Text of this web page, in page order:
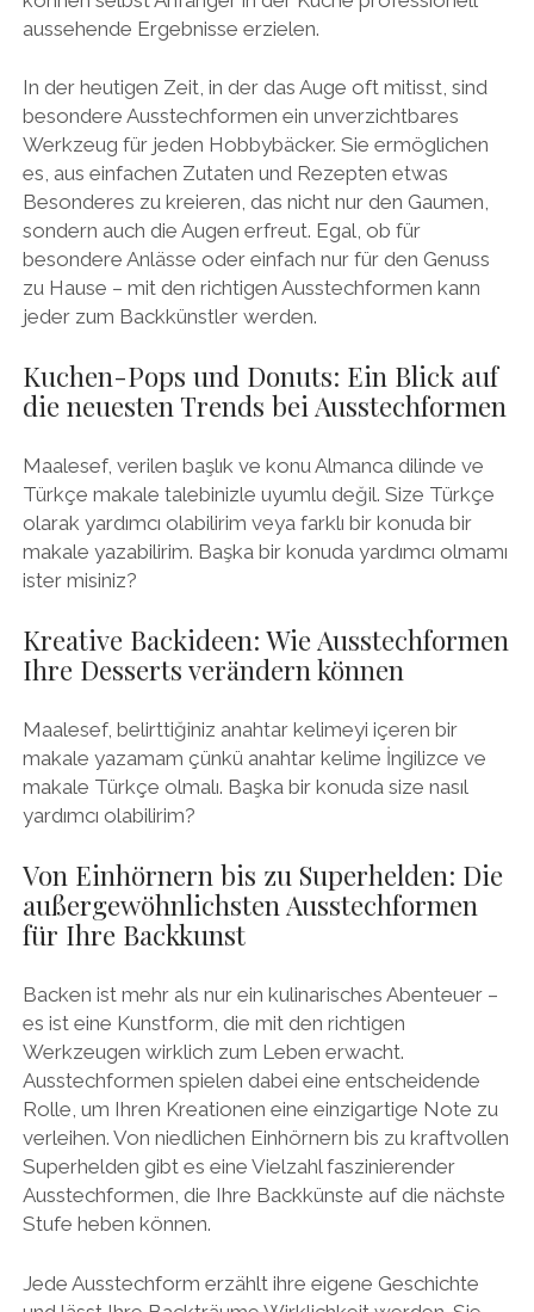
aussehende Ergebnisse erzielen.
In der heutigen Zeit, in der das Auge oft mitisst, sind
besondere Ausstechformen ein unverzichtbares
Werkzeug für jeden Hobbybäcker. Sie ermöglichen
es, aus einfachen Zutaten und Rezepten etwas
Besonderes zu kreieren, das nicht nur den Gaumen,
sondern auch die Augen erfreut. Egal, ob für
besondere Anlässe oder einfach nur für den Genuss
zu Hause – mit den richtigen Ausstechformen kann
jeder zum Backkünstler werden.
Kuchen-Pops und Donuts: Ein Blick auf
die neuesten Trends bei Ausstechformen
Maalesef, verilen başlık ve konu Almanca dilinde ve
Türkçe makale talebinizle uyumlu değil. Size Türkçe
olarak yardımcı olabilirim veya farklı bir konuda bir
makale yazabilirim. Başka bir konuda yardımcı olmamı
ister misiniz?
Kreative Backideen: Wie Ausstechformen
Ihre Desserts verändern können
Maalesef, belirttiğiniz anahtar kelimeyi içeren bir
makale yazamam çünkü anahtar kelime İngilizce ve
makale Türkçe olmalı. Başka bir konuda size nasıl
yardımcı olabilirim?
Von Einhörnern bis zu Superhelden: Die
außergewöhnlichsten Ausstechformen
für Ihre Backkunst
Backen ist mehr als nur ein kulinarisches Abenteuer –
es ist eine Kunstform, die mit den richtigen
Werkzeugen wirklich zum Leben erwacht.
Ausstechformen spielen dabei eine entscheidende
Rolle, um Ihren Kreationen eine einzigartige Note zu
verleihen. Von niedlichen Einhörnern bis zu kraftvollen
Superhelden gibt es eine Vielzahl faszinierender
Ausstechformen, die Ihre Backkünste auf die nächste
Stufe heben können.
Jede Ausstechform erzählt ihre eigene Geschichte